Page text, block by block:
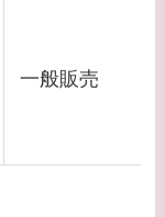
一般販売